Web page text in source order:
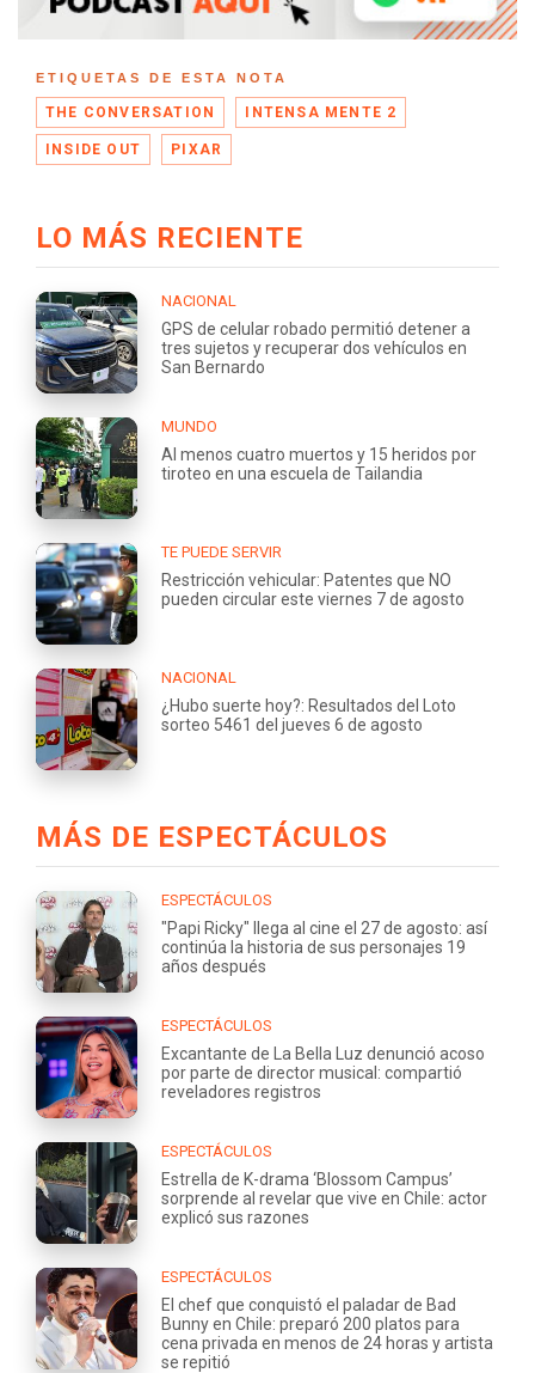
ETIQUETAS DE ESTA NOTA
THE CONVERSATION INTENSA MENTE 2
INSIDE OUT PIXAR
LO MÁS RECIENTE
NACIONAL
GPS de celular robado permitió detener a
tres sujetos y recuperar dos vehículos en
San Bernardo
MUNDO
Al menos cuatro muertos y 15 heridos por
tiroteo en una escuela de Tailandia
TE PUEDE SERVIR
Restricción vehicular: Patentes que NO
pueden circular este viernes 7 de agosto
NACIONAL
¿Hubo suerte hoy?: Resultados del Loto
sorteo 5461 del jueves 6 de agosto
MÁS DE ESPECTÁCULOS
ESPECTÁCULOS
"Papi Ricky" llega al cine el 27 de agosto: así
continúa la historia de sus personajes 19
años después
ESPECTÁCULOS
Excantante de La Bella Luz denunció acoso
por parte de director musical: compartió
reveladores registros
ESPECTÁCULOS
Estrella de K-drama ‘Blossom Campus’
sorprende al revelar que vive en Chile: actor
explicó sus razones
ESPECTÁCULOS
El chef que conquistó el paladar de Bad
Bunny en Chile: preparó 200 platos para
cena privada en menos de 24 horas y artista
se repitió